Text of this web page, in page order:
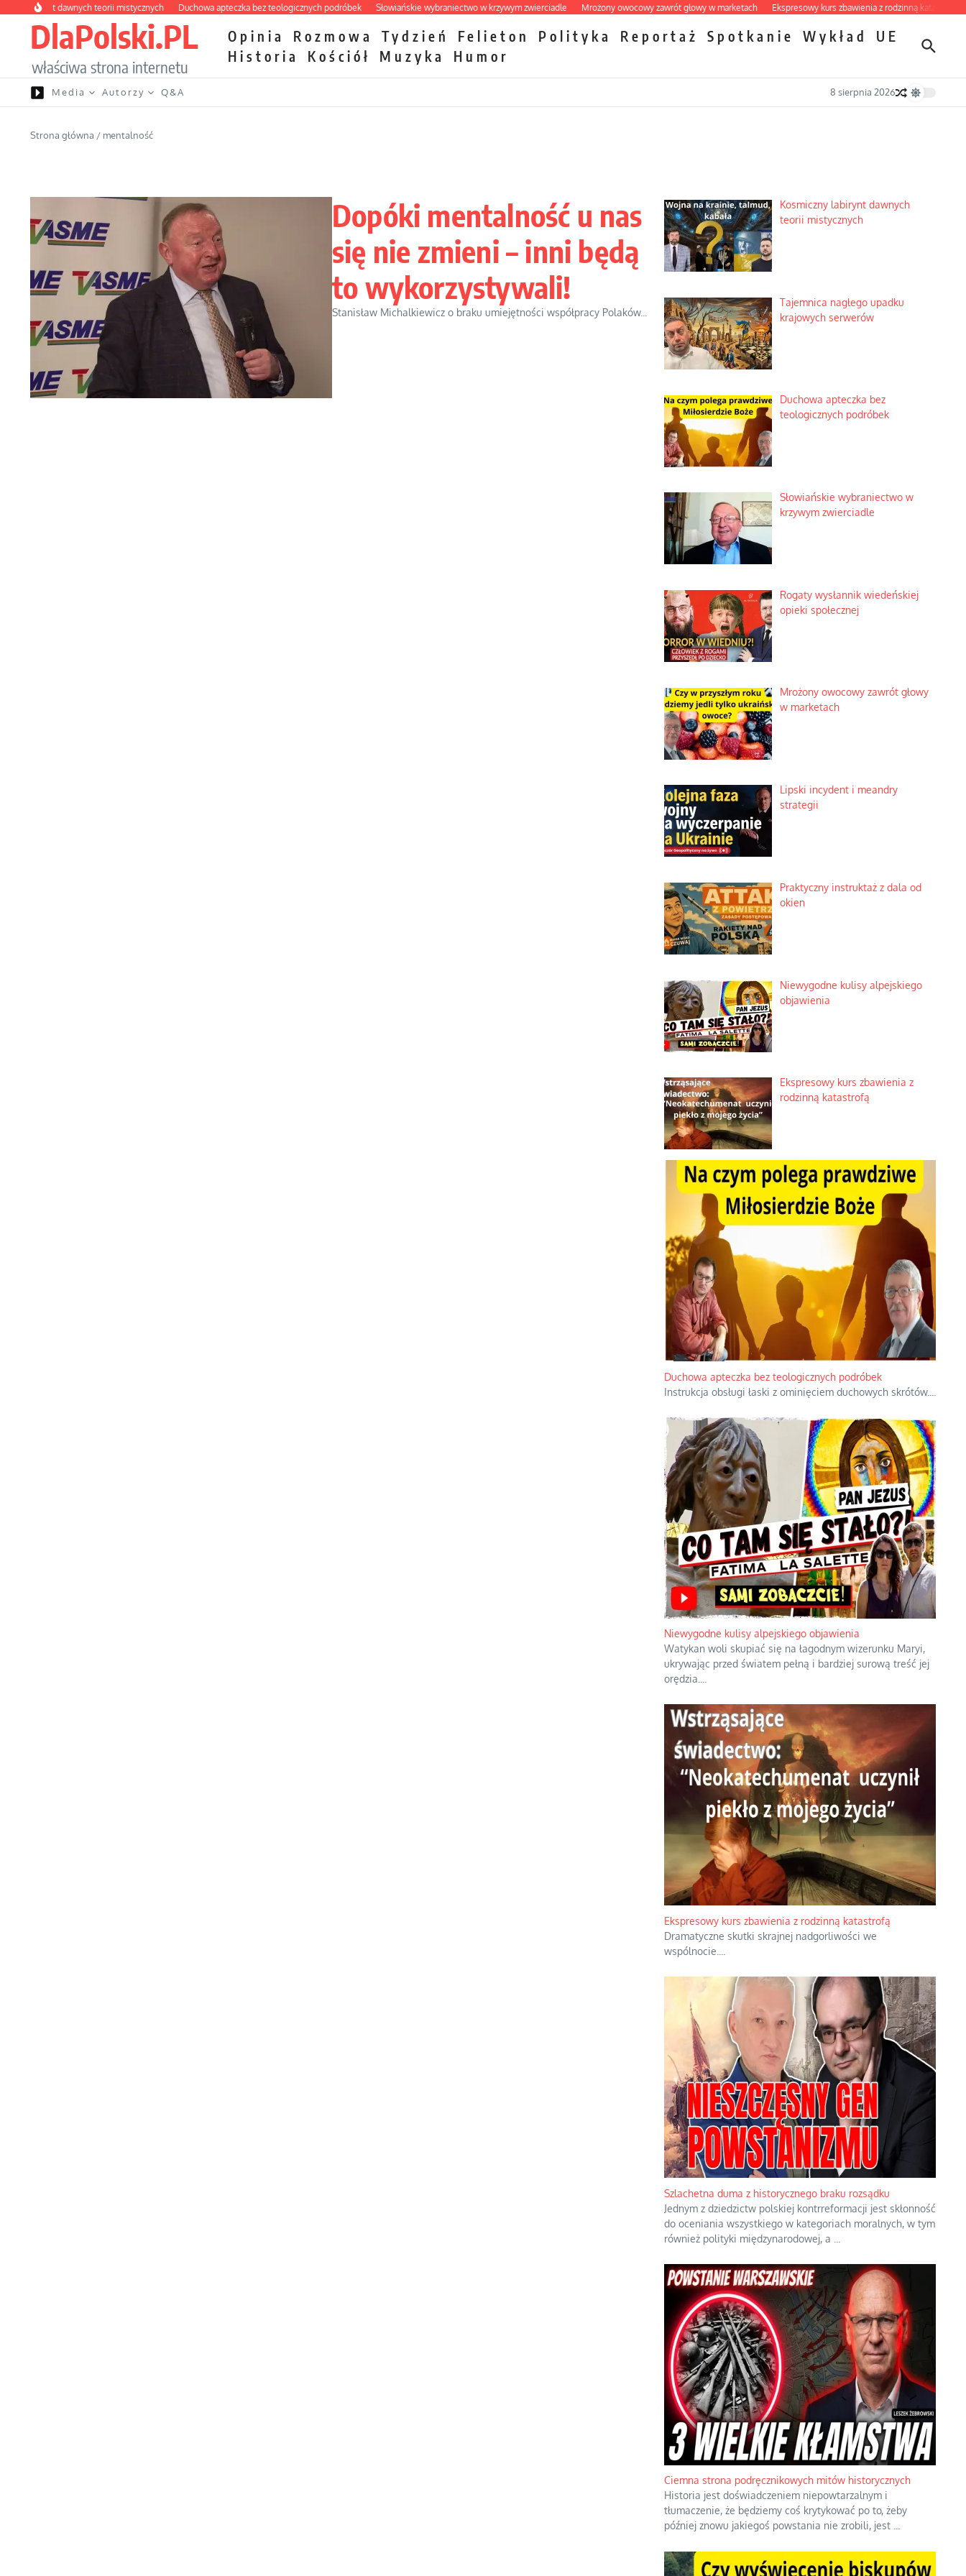
Przejdź do treści
dawnych teorii mistycznych Duchowa apteczka bez teologicznych podróbek Słowiańskie wybraniectwo w krzywym zwierciadle Mrożony owocowy zawrót głowy w marketach Ekspresowy kurs zbawienia z rodzinną katastrofą
DlaPolski.PL
właściwa strona internetu
Opinia Rozmowa Tydzień Felieton Polityka Reportaż Spotkanie Wykład
UE
Historia
Kościół Muzyka Humor
Media Autorzy Q&A 8 sierpnia 2026
Strona główna / mentalność
Dopóki mentalność u nas
się nie zmieni – inni będą
to wykorzystywali!
Stanisław Michalkiewicz o braku umiejętności współpracy Polaków...
Kosmiczny labirynt dawnych
teorii mistycznych
Tajemnica nagłego upadku
krajowych serwerów
Duchowa apteczka bez
teologicznych podróbek
Słowiańskie wybraniectwo w
krzywym zwierciadle
Rogaty wysłannik wiedeńskiej
opieki społecznej
Mrożony owocowy zawrót głowy
w marketach
Lipski incydent i meandry
strategii
Praktyczny instruktaż z dala od
okien
Niewygodne kulisy alpejskiego
objawienia
Ekspresowy kurs zbawienia z
rodzinną katastrofą
Duchowa apteczka bez teologicznych podróbek
Instrukcja obsługi łaski z ominięciem duchowych skrótów.
Niewygodne kulisy alpejskiego objawienia
Watykan woli skupiać się na łagodnym wizerunku Maryi,
ukrywając przed światem pełną i bardziej surową treść jej
orędzia.
Ekspresowy kurs zbawienia z rodzinną katastrofą
Dramatyczne skutki skrajnej nadgorliwości we
wspólnocie.
Szlachetna duma z historycznego braku rozsądku
Jednym z dziedzictw polskiej kontrreformacji jest skłonność
do oceniania wszystkiego w kategoriach moralnych, w tym
również polityki międzynarodowej, a
Ciemna strona podręcznikowych mitów historycznych
Historia jest doświadczeniem niepowtarzalnym i
tłumaczenie, że będziemy coś krytykować po to, żeby
później znowu jakiegoś powstania nie zrobili, jest